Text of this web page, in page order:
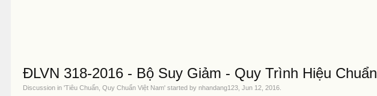
ĐLVN 318-2016 - Bộ Suy Giảm - Quy Trình Hiệu Chuẩn
Discussion in 'Tiêu Chuẩn, Quy Chuẩn Việt Nam' started bynhandang123 ,Jun 12, 2016